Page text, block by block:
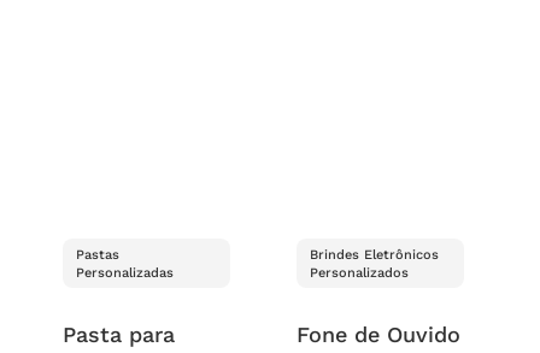
Pastas
Personalizadas
Pasta para
Brindes Eletrônicos
Personalizados
Fone de Ouvido